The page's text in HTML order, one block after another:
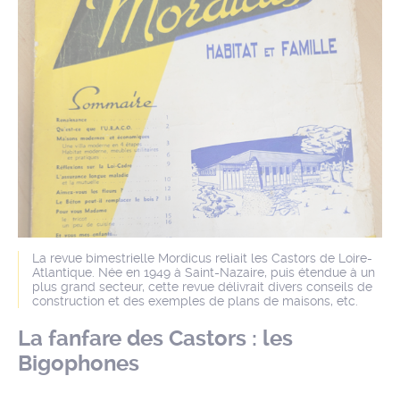
La revue bimestrielle Mordicus reliait les Castors de Loire-
Atlantique. Née en 1949 à Saint-Nazaire, puis étendue à un
plus grand secteur, cette revue délivrait divers conseils de
construction et des exemples de plans de maisons, etc.
La fanfare des Castors : les
Bigophones